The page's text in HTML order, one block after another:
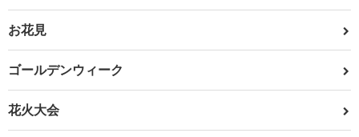
お花見
ゴールデンウィーク
花火大会